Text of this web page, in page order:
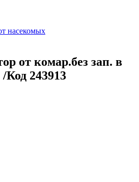
насекомых
от комар.без зап. в
Код 243913